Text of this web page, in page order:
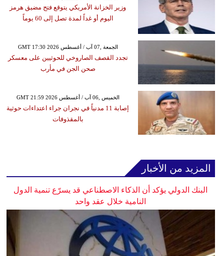
وزير الخزانة الأمريكي يتوقع فتح مضيق هرمز
اليوم أو غداً لمدة تصل إلى 60 يوماً
GMT 17:30 2026 الجمعة ,07 آب / أغسطس
تجدد القصف الصاروخي للحوثيين على معسكر
صحن الجن في مأرب
GMT 21:59 2026 الخميس ,06 آب / أغسطس
إصابة 11 مدنياً في نجران جراء اعتداءات حوثية
بالمقذوفات
المزيد من الأخبار
البنك الدولي يؤكد أن الذكاء الاصطناعي قد يسرّع تنمية الدول
النامية خلال عقد واحد